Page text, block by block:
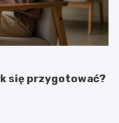
się przygotować?